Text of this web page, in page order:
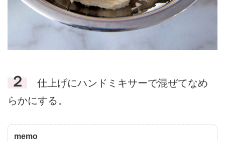
２
仕上げにハンドミキサーで混ぜてなめ
らかにする。
memo